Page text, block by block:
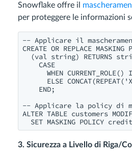
Snowflake offre il
per proteggere le informazioni
-- Applicare il
CREATE OR REPLACE
(val string) RETURNS
    CASE
WHEN CURRENT_ROLE()
ELSE
    END;
-- Applicare la policy di
ALTER TABLE customers
3. Sicurezza a Livello di Riga/